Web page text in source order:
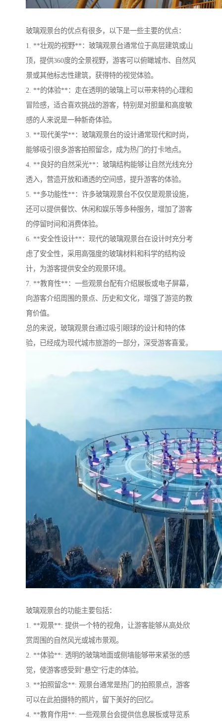
玻璃观景台的优点有很多，以下是一些主要的优点：
1. **壮观的视野**：玻璃观景台通常位于高层建筑或山
顶，提供360度的全景视野，游客可以俯瞰城市、自然风
景或其他标志性建筑，获得特的视觉体验。
2. **的体验**：走在透明的玻璃上可以带来特的心理和
冒险感，适合喜欢挑战的游客，特别是对胆量和高度敏
感的人来说是一种新奇体验。
3. **现代美学**：玻璃观景台的设计通常现代和时尚，
能够吸引很多游客拍照留念，成为热门的打卡地点。
4. **良好的自然采光**：玻璃结构能够让自然光线充分
透入，营造开放和通透的空间感，提升游客的体验。
5. **多功能性**：许多玻璃观景台不仅仅是观景设施，
还可以提供餐饮、休闲和娱乐等多种服务，增加了游客
的停留时间和消费体验。
6. **安全性设计**：现代的玻璃观景台在设计时充分考
虑了安全性，采用高强度的玻璃材料和科学的结构设
计，为游客提供安全的观景环境。
7. **教育性**：一些观景台配有介绍展板或电子屏幕，
向游客介绍周围的景点、历史和文化，增强了游览的教
育价值。
总的来说，玻璃观景台通过吸引眼球的设计和特的体
验，已经成为现代城市旅游的一部分，深受游客喜爱。
玻璃观景台的功能主要包括：
1. **观景**: 提供一个特的视角，让游客能够从高处欣
赏周围的自然风光或城市景观。
2. **体验**: 透明的玻璃地面或侧墙能够带来紧张的感
觉，使游客感受到“悬空”行走的体验。
3. **拍照留念**: 观景台通常是热门的拍照景点，游客
可以在此拍摄特的照片，留下美好的回忆。
4. **教育作用**: 一些观景台会提供信息展板或导览系